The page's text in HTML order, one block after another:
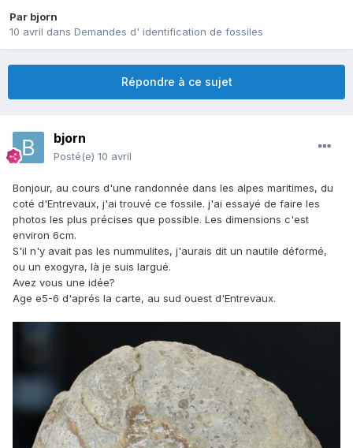
Par bjorn
10 avril dans Demandes d' identification de fossiles
Répondre à ce sujet
bjorn
Posté(e) 10 avril
Bonjour, au cours d'une randonnée dans les alpes maritimes, du
coté d'Entrevaux, j'ai trouvé ce fossile. j'ai essayé de faire les
photos les plus précises que possible. Les dimensions c'est
environ 6cm.
S'il n'y avait pas les nummulites, j'aurais dit un nautile déformé,
ou un exogyra, là je suis largué.
Avez vous une idée?
Age e5-6 d'aprés la carte, au sud ouest d'Entrevaux.